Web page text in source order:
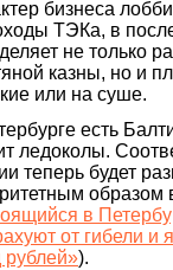
бизнеса
ТЭКа, в
не только
казны, но и
или на суше.
есть
ледоколы.
теперь будет
образом
в
от гибели и
рублей»).